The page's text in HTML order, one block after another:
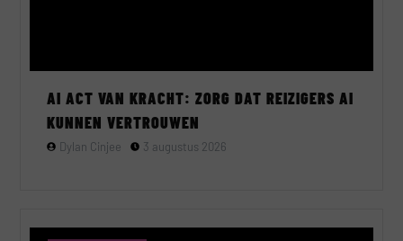
AI ACT VAN KRACHT: ZORG DAT REIZIGERS AI
KUNNEN VERTROUWEN
Dylan Cinjee 3 augustus 2026